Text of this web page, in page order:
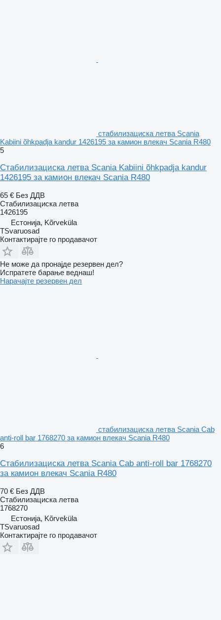
стабилизациска летва Scania
Kabiini õhkpadja kandur 1426195 за камион влекач Scania R480
5
Стабилизациска летва Scania Kabiini õhkpadja kandur
1426195 за камион влекач Scania R480
65 € Без ДДВ
Стабилизациска летва
1426195
Естонија, Kõrveküla
TSvaruosad
Контактирајте го продавачот
Не може да пронајде резервен дел?
Испратете барање веднаш!
Нарачајте резервен дел
стабилизациска летва Scania Cab
anti-roll bar 1768270 за камион влекач Scania R480
6
Стабилизациска летва Scania Cab anti-roll bar 1768270
за камион влекач Scania R480
70 € Без ДДВ
Стабилизациска летва
1768270
Естонија, Kõrveküla
TSvaruosad
Контактирајте го продавачот